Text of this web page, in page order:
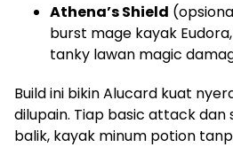
Athena’s Shield
burst mage kayak
tanky lawan magic
Build ini bikin Alucard kuat
dilupain. Tiap basic attack dan
balik, kayak minum potion